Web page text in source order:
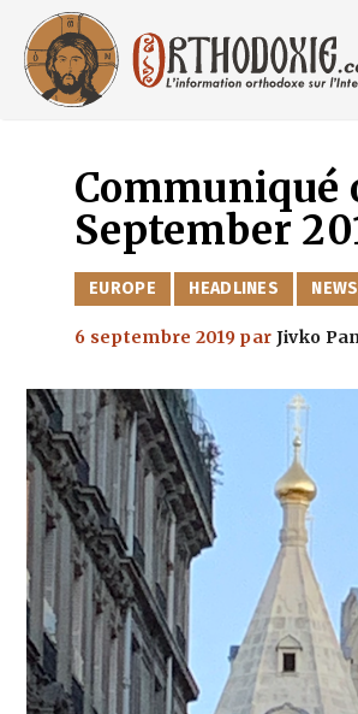
contenu
Communiqué
September
CATÉGORIES
EUROPE HEADLINES NEWS
6 septembre 2019 par Jivko